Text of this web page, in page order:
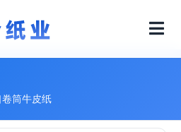
筒牛皮纸